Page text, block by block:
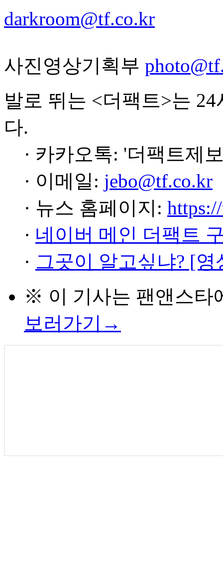
darkroom@tf.co.kr
사진영상기획부
발로 뛰는 <더팩트>는
다.
· 카카오톡: '더팩트제
· 이메일: jebo@tf.co.kr
· 뉴스 홈페이지:
· 네이버 메인 더팩트
· 그곳이 알고싶냐? [
※ 이 기사는 팬앤스타
보러가기→